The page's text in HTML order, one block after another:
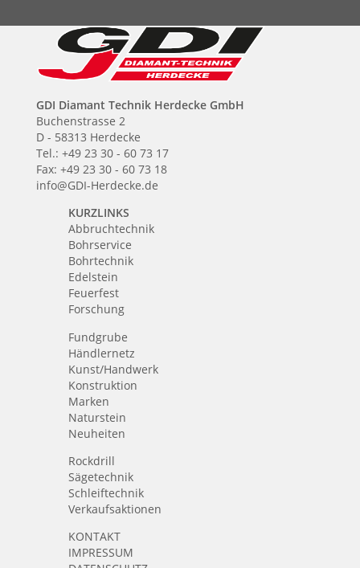
GDI Diamant Technik Herdecke GmbH
Buchenstrasse 2
D - 58313 Herdecke
Tel.: +49 23 30 - 60 73 17
Fax: +49 23 30 - 60 73 18
info@GDI-Herdecke.de
KURZLINKS
Abbruchtechnik
Bohrservice
Bohrtechnik
Edelstein
Feuerfest
Forschung
Fundgrube
Händlernetz
Kunst/Handwerk
Konstruktion
Marken
Naturstein
Neuheiten
Rockdrill
Sägetechnik
Schleiftechnik
Verkaufsaktionen
KONTAKT
IMPRESSUM